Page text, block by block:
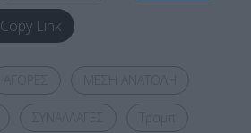
Copy Link